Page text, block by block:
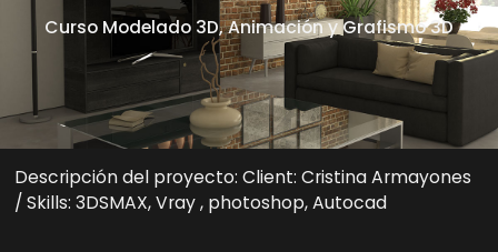
Curso Modelado 3D, Animación y Grafismo 3D
Descripción del proyecto: Client: Cristina Armayones
/ Skills: 3DSMAX, Vray , photoshop, Autocad